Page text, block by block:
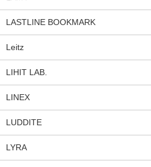
LASTLINE BOOKMARK
Leitz
LIHIT LAB.
LINEX
LUDDITE
LYRA